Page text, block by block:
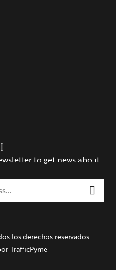
to get news about
los derechos reservados.
TrafficPyme